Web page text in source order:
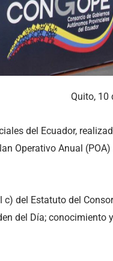
Quito, 10
del Ecuador,
Operativo Anual
del Estatuto del
del Día; conocimiento